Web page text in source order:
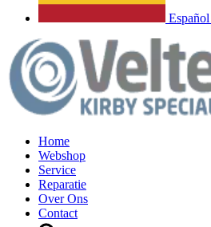
Español
Home
Webshop
Service
Reparatie
Over Ons
Contact